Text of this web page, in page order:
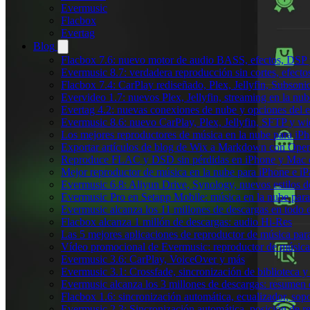
Evermusic
Flacbox
Evertag
Blog
Flacbox 7.6: nuevo motor de audio BASS, efectos,
Evermusic 8.7: verdadera reproducción sin cortes,
Flacbox 7.4: CarPlay rediseñado, Plex, Jellyfin,
Evervideo 1.7: nuevos Plex, Jellyfin, streaming en la
Evertag 4.2: nuevas conexiones de nube y opciones del
Evermusic 8.6: nuevo CarPlay, Plex, Jellyfin, SFTP y
Los mejores reproductores de música en la nube para
Exportar artículos de blog de Wix a Markdown con
Reproduce FLAC y DSD sin pérdidas en iPhone y Mac
Mejor reproductor de música en la nube para iPhone e
Evermusic 6.8: Aliyun Drive, Synology, nuevos estilos
Evermusic Pro en Setapp Mobile: música en la nube
Evermusic alcanza los 11 millones de descargas en todo
Flacbox alcanza 1 millón de descargas: audio Hi-Res
Las 5 mejores aplicaciones de reproductor de música
Vídeo promocional de Evermusic: reproductor de
Evermusic 3.6: CarPlay, VoiceOver y más
Evermusic 3.1: Crossfade, sincronización de biblioteca
Evermusic alcanza los 3 millones de descargas: resumen
Flacbox 1.6: sincronización automática, ecualizador,